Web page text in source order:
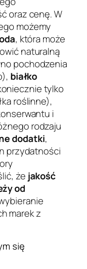
oraz cenę. W
możemy
, która może
naturalną
pochodzenia
białko
tylko
roślinne),
i
rodzaju
dodatki,
przydatności
że jakość
od
marek z
się